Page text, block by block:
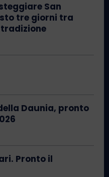
San
tre giorni tra
Daunia, pronto
Pronto il